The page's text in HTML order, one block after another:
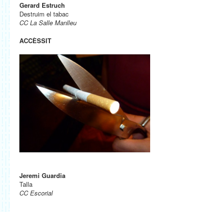
Gerard Estruch
Destruim el tabac
CC La Salle Manlleu
ACCÈSSIT
Jeremi Guardia
Talla
CC Escorial